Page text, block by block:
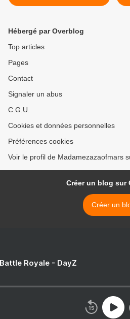
surprise a l' intérieur...
Hébergé par Overblog
Top articles
Pages
Contact
Signaler un abus
C.G.U.
Cookies et données personnelles
Préférences cookies
Voir le profil de Madamezazaofmars
Créer un blog sur
Créer un
Royale - DayZ